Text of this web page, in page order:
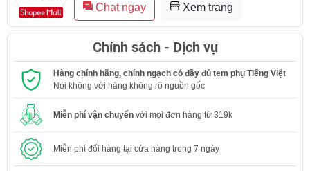
Chat ngay Xem trang
Chính sách - Dịch vụ
Hàng chính hãng, chính ngạch có đầy đủ tem phụ Tiếng Việt
Nói không với hàng không rõ nguồn gốc
Miễn phí vận chuyển với mọi đơn hàng từ 319k
Miễn phí đổi hàng tại cửa hàng trong 7 ngày